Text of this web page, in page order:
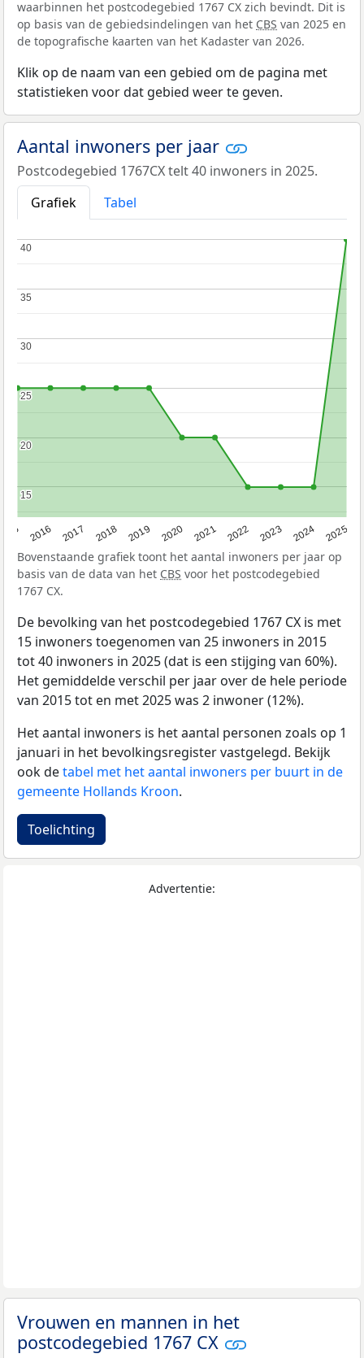
waarbinnen het postcodegebied 1767 CX zich bevindt. Dit is
op basis van de gebiedsindelingen van het CBS van 2025 en
de topografische kaarten van het Kadaster van 2026.
Klik op de naam van een gebied om de pagina met
statistieken voor dat gebied weer te geven.
Aantal inwoners per jaar
Postcodegebied 1767CX telt 40 inwoners in 2025.
Grafiek
Tabel
2016 2017 2018 2019 2020 2021 2022 2023 2024 2025
15
15
20
20
25
25
30
30
35
35
40
40
Bovenstaande grafiek toont het aantal inwoners per jaar op
basis van de data van het CBS voor het postcodegebied
1767 CX.
De bevolking van het postcodegebied 1767 CX is met
15 inwoners toegenomen van 25 inwoners in 2015
tot 40 inwoners in 2025 (dat is een stijging van 60%).
Het gemiddelde verschil per jaar over de hele periode
van 2015 tot en met 2025 was 2 inwoner (12%).
Het aantal inwoners is het aantal personen zoals op 1
januari in het bevolkingsregister vastgelegd. Bekijk
ook detabel met het aantal inwoners per buurt in de
gemeente Hollands Kroon.
Toelichting
Advertentie:
Vrouwen en mannen in het
postcodegebied 1767 CX